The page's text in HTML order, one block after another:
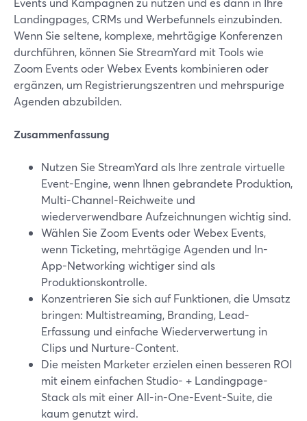
Landingpages, CRMs und Werbefunnels einzubinden.
Wenn Sie seltene, komplexe, mehrtägige Konferenzen
durchführen, können Sie StreamYard mit Tools wie
Zoom Events oder Webex Events kombinieren oder
ergänzen, um Registrierungszentren und mehrspurige
Agenden abzubilden.
Zusammenfassung
Nutzen Sie StreamYard als Ihre zentrale virtuelle
Event-Engine, wenn Ihnen gebrandete Produktion,
Multi-Channel-Reichweite und
wiederverwendbare Aufzeichnungen wichtig sind.
Wählen Sie Zoom Events oder Webex Events,
wenn Ticketing, mehrtägige Agenden und In-
App-Networking wichtiger sind als
Produktionskontrolle.
Konzentrieren Sie sich auf Funktionen, die Umsatz
bringen: Multistreaming, Branding, Lead-
Erfassung und einfache Wiederverwertung in
Clips und Nurture-Content.
Die meisten Marketer erzielen einen besseren ROI
mit einem einfachen Studio- + Landingpage-
Stack als mit einer All-in-One-Event-Suite, die
kaum genutzt wird.